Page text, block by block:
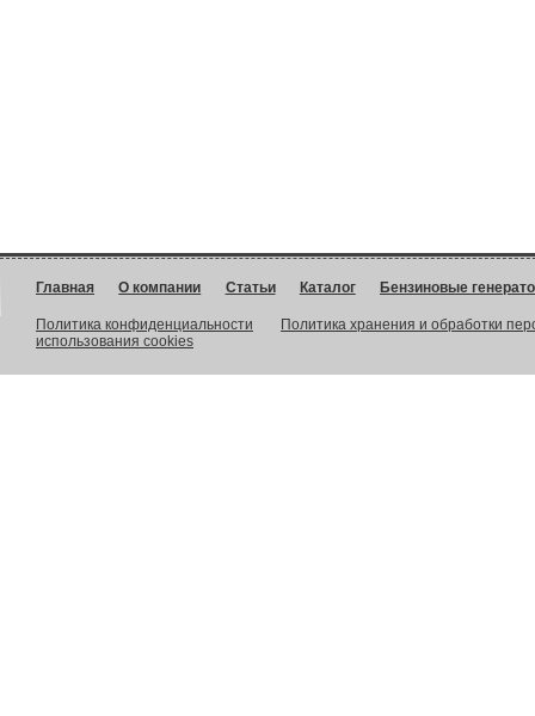
Главная О компании Статьи Каталог Бензиновые
Политика конфиденциальности
Политика хранения и обработки
использования cookies